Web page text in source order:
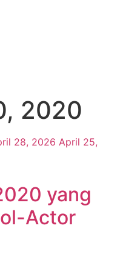
2020
28, 2026 April 25,
yang
Actor